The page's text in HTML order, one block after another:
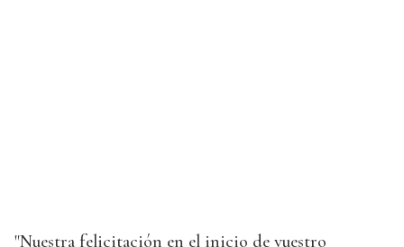
"Nuestra felicitación en el inicio de vuestro